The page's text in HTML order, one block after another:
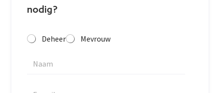
nodig?
Deheer Mevrouw